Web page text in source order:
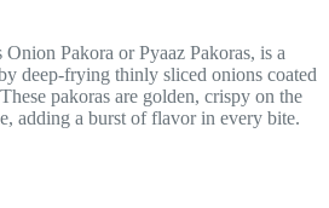
Pakora or Pyaaz Pakoras, is a
deep-frying thinly sliced ​​onions coated
pakoras are golden, crispy on the
adding a burst of flavor in every bite.